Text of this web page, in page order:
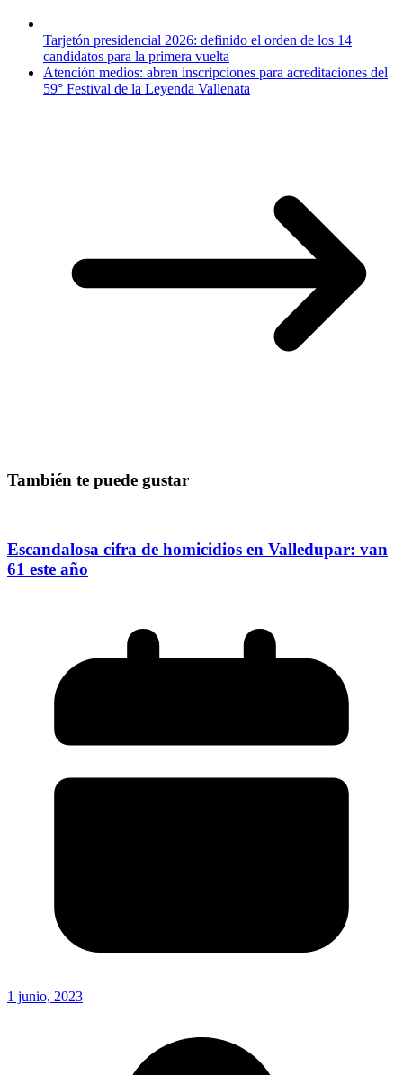
Tarjetón presidencial 2026: definido el orden de los 14
candidatos para la primera vuelta
Atención medios: abren inscripciones para acreditaciones del
59° Festival de la Leyenda Vallenata
También te puede gustar
Escandalosa cifra de homicidios en Valledupar: van
61 este año
1 junio, 2023